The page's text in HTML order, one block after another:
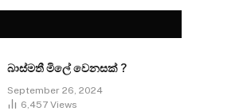
බාස්මතී මිලේ වෙනසක් ?
September 26, 2024
6,457 Views